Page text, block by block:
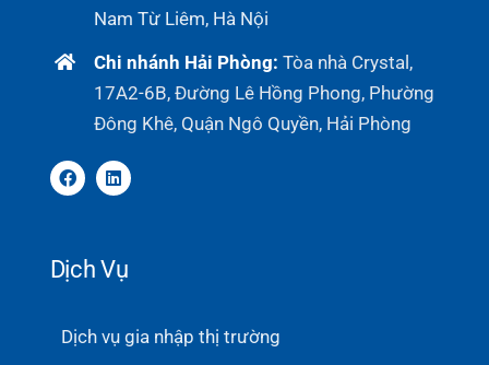
Nam Từ Liêm, Hà Nội
Chi nhánh Hải Phòng: Tòa nhà Crystal,
17A2-6B, Đường Lê Hồng Phong, Phường
Đông Khê, Quận Ngô Quyền, Hải Phòng
Dịch Vụ
Dịch vụ gia nhập thị trường